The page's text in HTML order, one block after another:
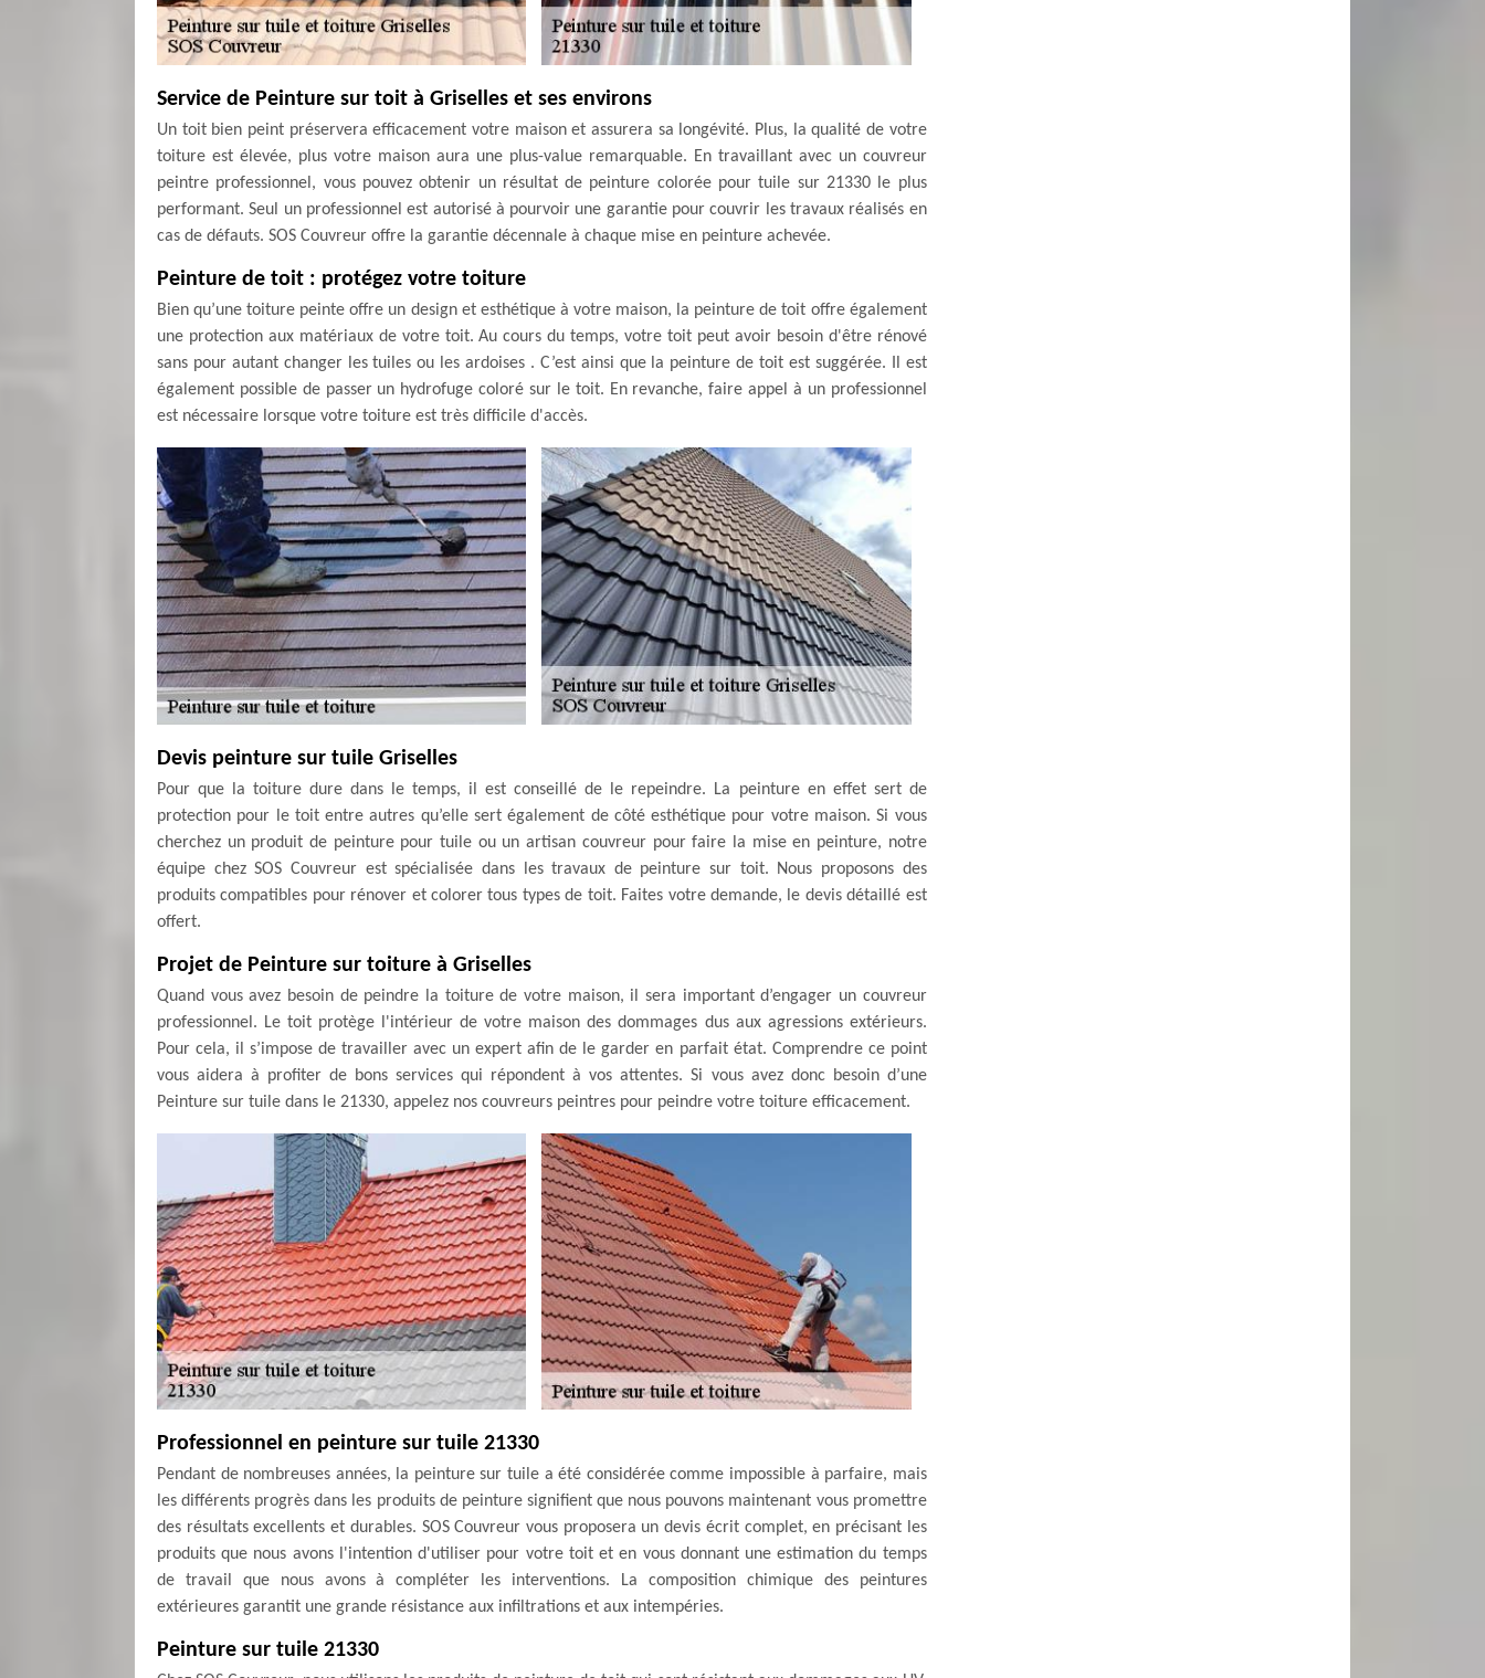
Service de Peinture sur toit à Griselles et ses environs
Un toit bien peint préservera efficacement votre maison et assurera sa longévité. Plus, la qualité de votre
toiture est élevée, plus votre maison aura une plus-value remarquable. En travaillant avec un couvreur
peintre professionnel, vous pouvez obtenir un résultat de peinture colorée pour tuile sur 21330 le plus
performant. Seul un professionnel est autorisé à pourvoir une garantie pour couvrir les travaux réalisés en
cas de défauts. SOS Couvreur offre la garantie décennale à chaque mise en peinture achevée.
Peinture de toit : protégez votre toiture
Bien qu’une toiture peinte offre un design et esthétique à votre maison, la peinture de toit offre également
une protection aux matériaux de votre toit. Au cours du temps, votre toit peut avoir besoin d'être rénové
sans pour autant changer les tuiles ou les ardoises . C’est ainsi que la peinture de toit est suggérée. Il est
également possible de passer un hydrofuge coloré sur le toit. En revanche, faire appel à un professionnel
est nécessaire lorsque votre toiture est très difficile d'accès.
Devis peinture sur tuile Griselles
Pour que la toiture dure dans le temps, il est conseillé de le repeindre. La peinture en effet sert de
protection pour le toit entre autres qu’elle sert également de côté esthétique pour votre maison. Si vous
cherchez un produit de peinture pour tuile ou un artisan couvreur pour faire la mise en peinture, notre
équipe chez SOS Couvreur est spécialisée dans les travaux de peinture sur toit. Nous proposons des
produits compatibles pour rénover et colorer tous types de toit. Faites votre demande, le devis détaillé est
offert.
Projet de Peinture sur toiture à Griselles
Quand vous avez besoin de peindre la toiture de votre maison, il sera important d’engager un couvreur
professionnel. Le toit protège l'intérieur de votre maison des dommages dus aux agressions extérieurs.
Pour cela, il s’impose de travailler avec un expert afin de le garder en parfait état. Comprendre ce point
vous aidera à profiter de bons services qui répondent à vos attentes. Si vous avez donc besoin d’une
Peinture sur tuile dans le 21330, appelez nos couvreurs peintres pour peindre votre toiture efficacement.
Professionnel en peinture sur tuile 21330
Pendant de nombreuses années, la peinture sur tuile a été considérée comme impossible à parfaire, mais
les différents progrès dans les produits de peinture signifient que nous pouvons maintenant vous promettre
des résultats excellents et durables. SOS Couvreur vous proposera un devis écrit complet, en précisant les
produits que nous avons l'intention d'utiliser pour votre toit et en vous donnant une estimation du temps
de travail que nous avons à compléter les interventions. La composition chimique des peintures
extérieures garantit une grande résistance aux infiltrations et aux intempéries.
Peinture sur tuile 21330